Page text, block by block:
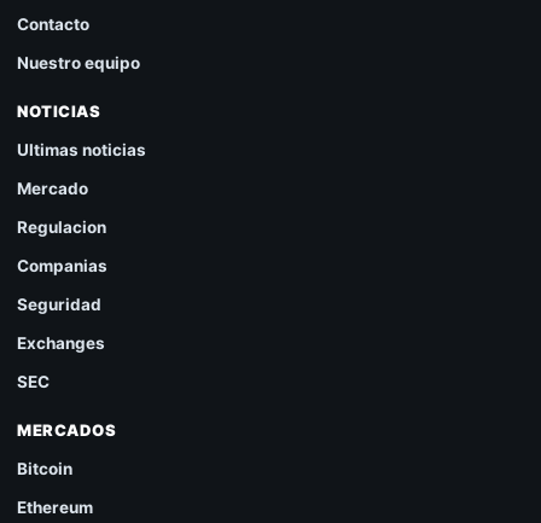
Contacto
Nuestro equipo
NOTICIAS
Ultimas noticias
Mercado
Regulacion
Companias
Seguridad
Exchanges
SEC
MERCADOS
Bitcoin
Ethereum